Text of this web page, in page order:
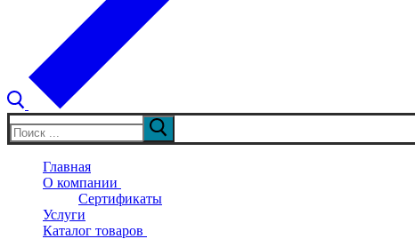
Искать:
Главная
О компании
Сертификаты
Услуги
Каталог товаров